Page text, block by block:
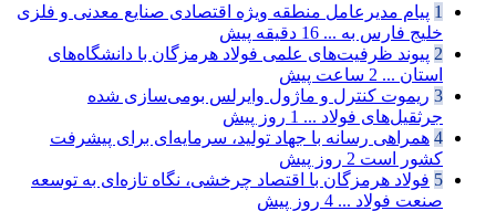
1 پیام مدیرعامل منطقه ویژه اقتصادی صنایع معدنی و فلزی
خلیج فارس به ... 16 دقیقه پیش
2 پیوند ظرفیت‌های علمی فولاد هرمزگان با دانشگاه‌های
استان ... 2 ساعت پیش
3 ریموت کنترل و ماژول وایرلس بومی‌سازی شده
جرثقیل‌های فولاد ... 1 روز پیش
4 همراهی رسانه با جهاد تولید، سرمایه‌ای برای پیشرفت
کشور است 2 روز پیش
5 فولاد هرمزگان با اقتصاد چرخشی، نگاه تازه‌ای به توسعه
صنعت فولاد ... 4 روز پیش